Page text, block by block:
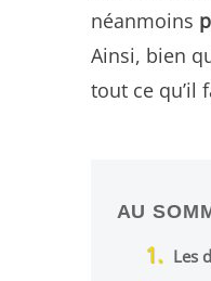
néanmoins
Ainsi, bien
tout ce qu’il
AU
Les